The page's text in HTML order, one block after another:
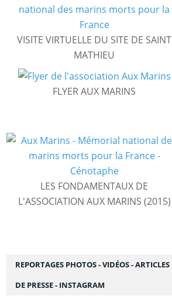
VISITE VIRTUELLE DU SITE DE SAINT
MATHIEU
FLYER AUX MARINS
LES FONDAMENTAUX DE
L'ASSOCIATION AUX MARINS (2015)
REPORTAGES PHOTOS - VIDÉOS - ARTICLES
DE PRESSE - INSTAGRAM